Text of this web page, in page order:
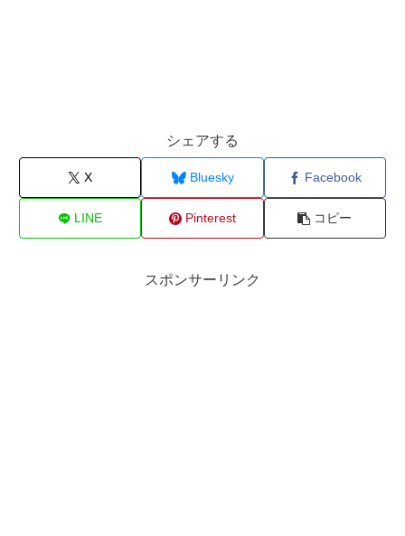
シェアする
X Bluesky Facebook
LINE Pinterest コピー
スポンサーリンク